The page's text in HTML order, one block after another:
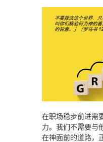
在职场稳步前进需
力。我们不需要与
在神面前的道路，